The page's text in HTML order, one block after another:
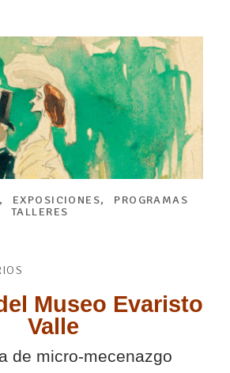
, EXPOSICIONES, PROGRAMAS
TALLERES
Museo Evaristo
Valle
de micro-mecenazgo